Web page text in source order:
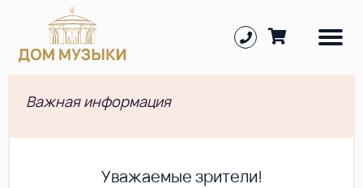
Важная информация
Уважаемые зрители!